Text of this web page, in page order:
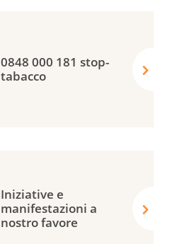
0848 000 181 stop-
tabacco
Iniziative e
manifestazioni a
nostro favore